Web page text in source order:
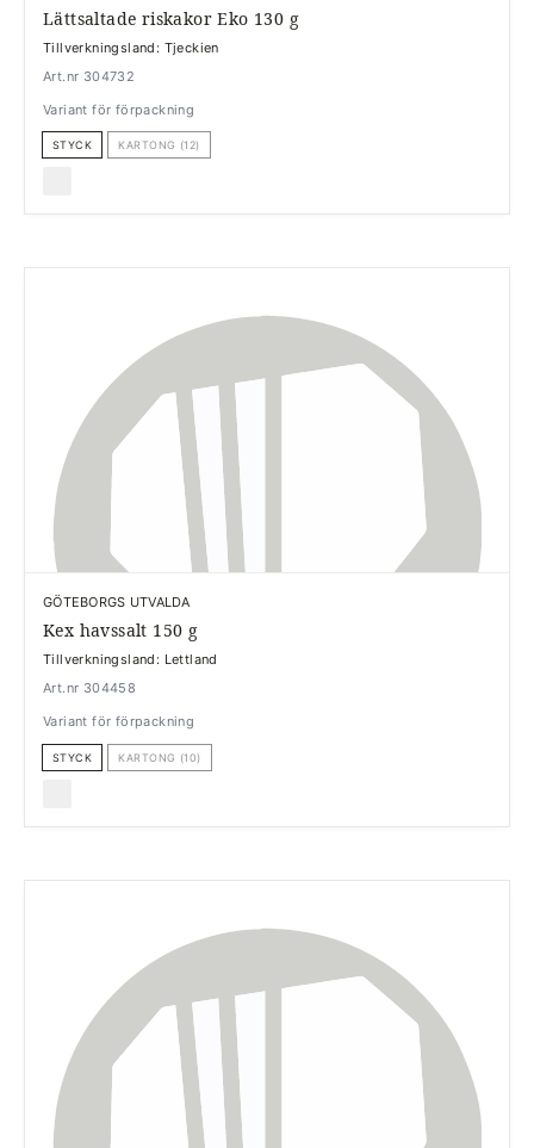
Lättsaltade riskakor Eko 130 g
Tillverkningsland: Tjeckien
Art.nr 304732
Variant för förpackning
STYCK KARTONG (12)
GÖTEBORGS UTVALDA
Kex havssalt 150 g
Tillverkningsland: Lettland
Art.nr 304458
Variant för förpackning
STYCK KARTONG (10)